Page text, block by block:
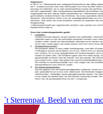
`t Sterrenpad. Beeld van een